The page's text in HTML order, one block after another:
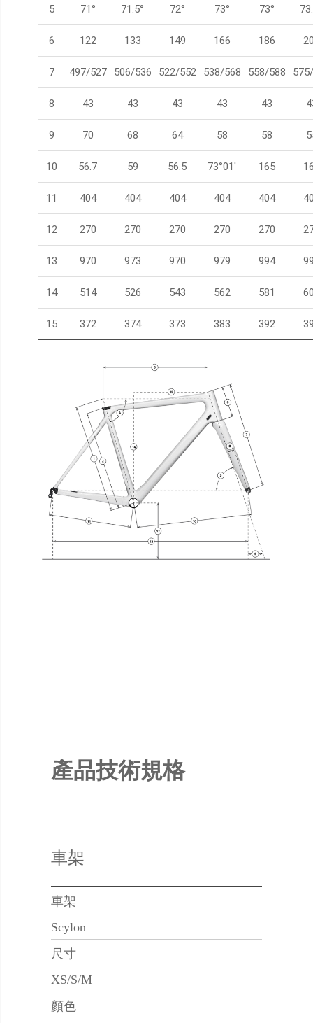
5 71° 71.5° 72° 73° 73°
6 122 133 149 166 186
7 497/527 506/536 522/552 538/568 558/588
8 43 43 43 43 43
9 70 68 64 58 58
10 56.7 59 56.5 73°01' 165
11 404 404 404 404 404
12 270 270 270 270 270
13 970 973 970 979 994
14 514 526 543 562 581
15 372 374 373 383 392
產品技術規格
車架
車架
Scylon
尺寸
XS/S/M
顏色